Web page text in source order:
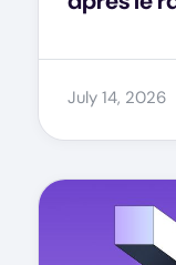
July 14, 2026